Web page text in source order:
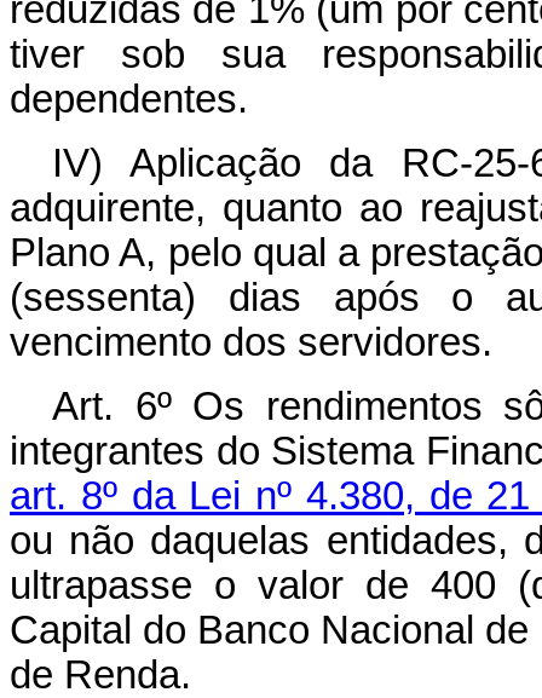
reduzidas de 1% (um por
tiver sob sua
dependentes.
IV) Aplicação da RC-
adquirente, quanto ao
Plano A, pelo qual a
(sessenta) dias após o
vencimento dos servidores.
Art. 6º Os rendimentos
integrantes do Sistema
art. 8º da Lei nº 4.380, de
ou não daquelas entidades,
ultrapasse o valor de 400
Capital do Banco Nacional
de Renda.